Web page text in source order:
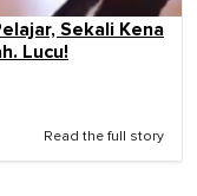
Sekali Kena
Lucu!
Read the full story